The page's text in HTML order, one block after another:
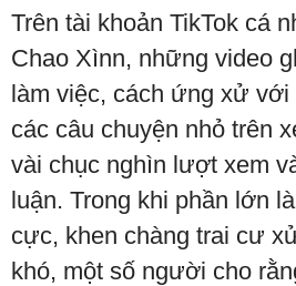
Trên tài khoản TikTok cá
Chao Xìnn, những video
làm việc, cách ứng xử với
các câu chuyện nhỏ trên
vài chục nghìn lượt xem
luận. Trong khi phần lớn
cực, khen chàng trai cư
khó, một số người cho